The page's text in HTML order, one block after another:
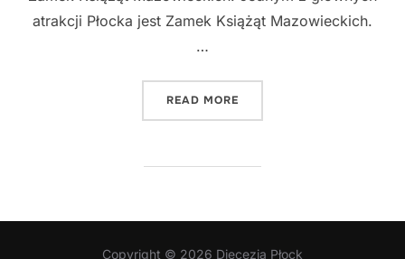
atrakcji Płocka jest Zamek Książąt Mazowieckich.
…
READ MORE
Copyright © 2026 Diecezja Płock